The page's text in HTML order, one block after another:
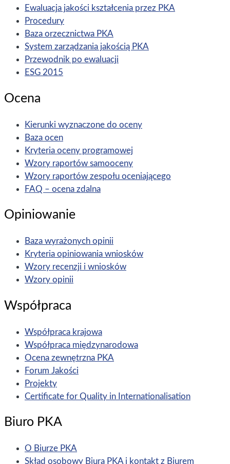
Ewaluacja jakości kształcenia przez PKA
Procedury
Baza orzecznictwa PKA
System zarządzania jakością PKA
Przewodnik po ewaluacji
ESG 2015
Ocena
Kierunki wyznaczone do oceny
Baza ocen
Kryteria oceny programowej
Wzory raportów samooceny
Wzory raportów zespołu oceniającego
FAQ – ocena zdalna
Opiniowanie
Baza wyrażonych opinii
Kryteria opiniowania wniosków
Wzory recenzji i wniosków
Wzory opinii
Współpraca
Współpraca krajowa
Współpraca międzynarodowa
Ocena zewnętrzna PKA
Forum Jakości
Projekty
Certificate for Quality in Internationalisation
Biuro PKA
O Biurze PKA
Skład osobowy Biura PKA i kontakt z Biurem